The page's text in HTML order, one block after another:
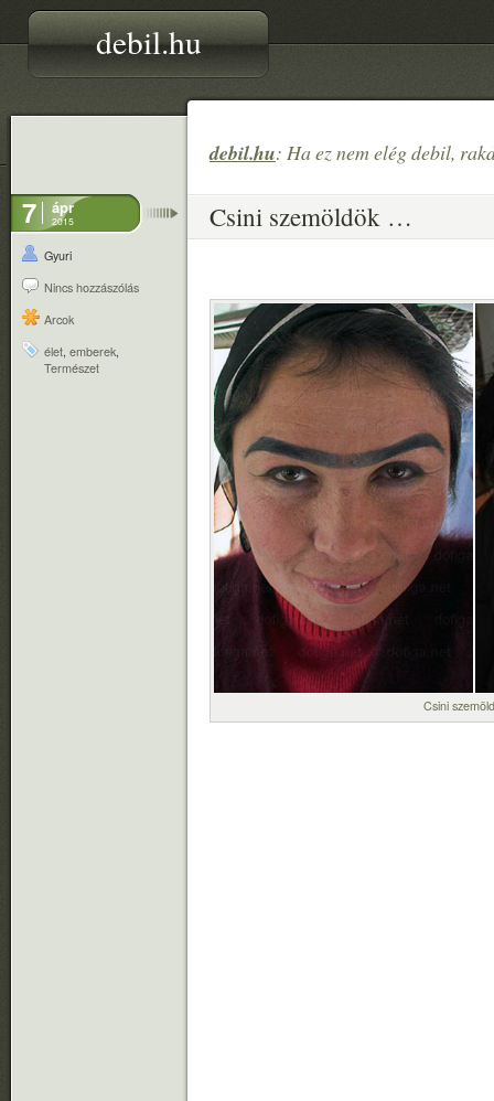
debil.hu
debil.hu: Ha ez nem elég debil,
7 ápr
2015
Gyuri
Nincs hozzászólás
Arcok
élet, emberek,
Természet
Csini szemöldök …
Csini